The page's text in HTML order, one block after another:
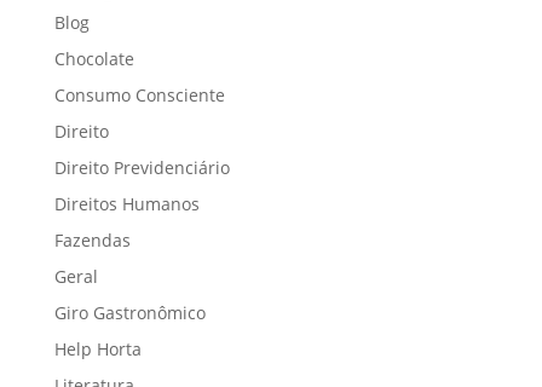
Blog
Chocolate
Consumo Consciente
Direito
Direito Previdenciário
Direitos Humanos
Fazendas
Geral
Giro Gastronômico
Help Horta